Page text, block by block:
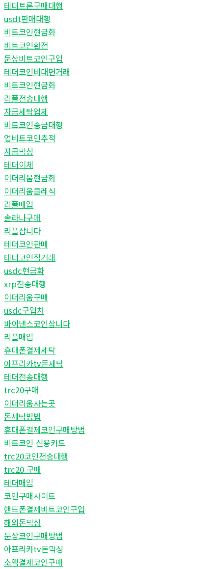
테더트론구매대행
usdt판매대행
비트코인현금화
비트코인환전
문상비트코인구입
테더코인비대면거래
비트코인현금화
리플전송대행
자금세탁업체
비트코인송금대행
업비트코인추적
자금믹싱
테더이체
이더리움현금화
이더리움클레식
리플매입
솔라나구매
리플삽니다
테더코인판매
테더코인직거래
usdc현금화
xrp전송대행
이더리움구매
usdc구입처
바이낸스코인삽니다
리플매입
휴대폰결제세탁
아프리카tv돈세탁
테더전송대행
trc20구매
이더리움사는곳
돈세탁방법
휴대폰결제코인구매방법
비트코인 신용카드
trc20코인전송대행
trc20 구매
테더매입
코인구매사이트
핸드폰결제비트코인구입
해외돈믹싱
문상코인구매방법
아프리카tv돈믹싱
소액결제코인구매